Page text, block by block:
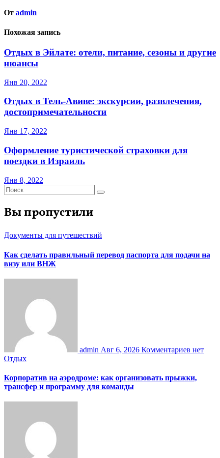
От admin
Похожая запись
Отдых в Эйлате: отели, питание, сезоны и другие
нюансы
Янв 20, 2022
Отдых в Тель-Авиве: экскурсии, развлечения,
достопримечательности
Янв 17, 2022
Оформление туристической страховки для
поездки в Израиль
Янв 8, 2022
Вы пропустили
Документы для путешествий
Как сделать правильный перевод паспорта для подачи на
визу или ВНЖ
admin Авг 6, 2026 Комментариев нет
Отдых
Корпоратив на аэродроме: как организовать прыжки,
трансфер и программу для команды